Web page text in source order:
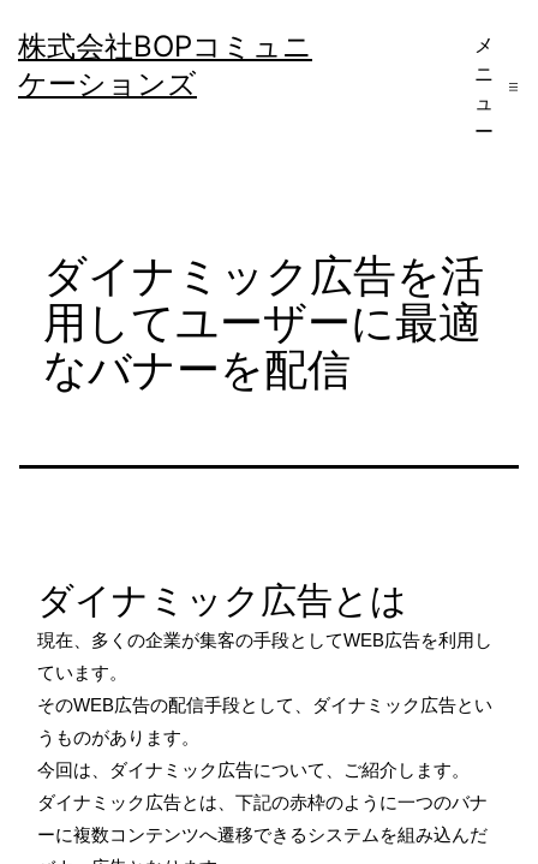
ン
テ
株式会社BOPコミュニ
ケーションズ
メ
ニ
ュ
ー
ダイナミック広告を活
用してユーザーに最適
なバナーを配信
ダイナミック広告とは
現在、多くの企業が集客の手段としてWEB広告を利用し
ています。
そのWEB広告の配信手段として、ダイナミック広告とい
うものがあります。
今回は、ダイナミック広告について、ご紹介します。
ダイナミック広告とは、下記の赤枠のように一つのバナ
ーに複数コンテンツへ遷移できるシステムを組み込んだ